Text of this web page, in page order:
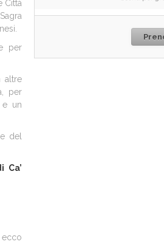
Città
per
altre
per
e un
del